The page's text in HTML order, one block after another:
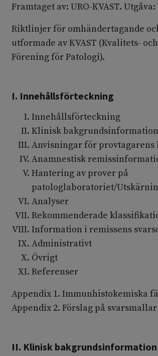
Framtaget av: URO-KVAST.
Riktlinjer för omhändertagande
utformade av KVAST (Kvalitets-
Förening för Patologi).
I. Innehållsförteckning
Innehållsförteckning
Klinisk bakgrundsinformation
Anvisningar för
Anamnestisk
Hantering av prover på
patologlaboratoriet/
Analyser
Rekommenderade
Information i remissens
Administrativt
Övrigt
Referenser
Appendix 1. Immunhistokemiska
Appendix 2. Förslag på
II. Klinisk bakgrundsinformation